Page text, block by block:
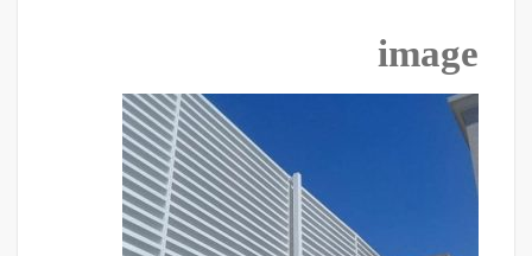
image